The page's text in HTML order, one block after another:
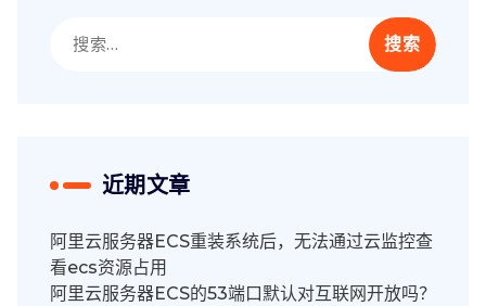
索：
近期文章
阿里云服务器ECS重装系统后，无法通过云监控查
看ecs资源占用
阿里云服务器ECS的53端口默认对互联网开放吗？